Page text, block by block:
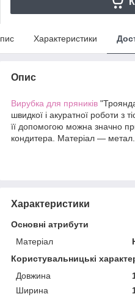
Характеристики
Опис
Вирубка для пряників
швидкої і акуратної роботи
її допомогою можна значно
кондитера. Матеріал — метал.
Характеристики
Основні атрибути
Матеріал
Користувальницькі
Довжина
Ширина